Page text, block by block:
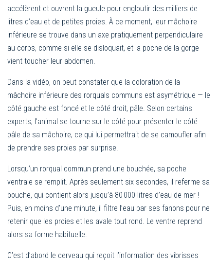
accélèrent et ouvrent la gueule pour engloutir des milliers de
litres d’eau et de petites proies. À ce moment, leur mâchoire
inférieure se trouve dans un axe pratiquement perpendiculaire
au corps, comme si elle se disloquait, et la poche de la gorge
vient toucher leur abdomen.
Dans la vidéo, on peut constater que la coloration de la
mâchoire inférieure des rorquals communs est asymétrique — le
côté gauche est foncé et le côté droit, pâle. Selon certains
experts, l’animal se tourne sur le côté pour présenter le côté
pâle de sa mâchoire, ce qui lui permettrait de se camoufler afin
de prendre ses proies par surprise.
Lorsqu’un rorqual commun prend une bouchée, sa poche
ventrale se remplit. Après seulement six secondes, il referme sa
bouche, qui contient alors jusqu’à 80 000 litres d’eau de mer !
Puis, en moins d’une minute, il filtre l’eau par ses fanons pour ne
retenir que les proies et les avale tout rond. Le ventre reprend
alors sa forme habituelle.
C’est d’abord le cerveau qui reçoit l’information des vibrisses